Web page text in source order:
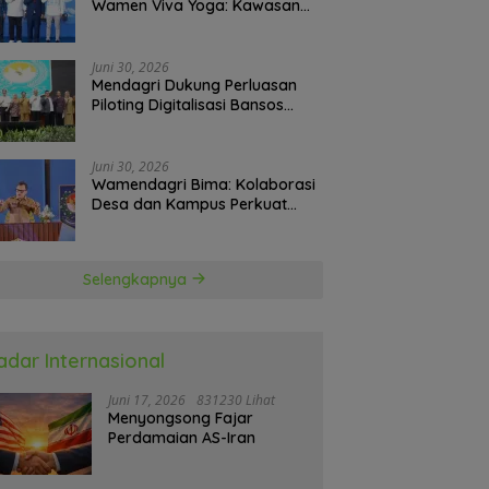
Wamen Viva Yoga: Kawasan
Juni 30, 2026
Mendagri Dukung Perluasan
Piloting Digitalisasi Bansos
Juni 30, 2026
Wamendagri Bima: Kolaborasi
Desa dan Kampus Perkuat
Selengkapnya
Internasional
Juni 17, 2026 831230 Lihat
Menyongsong Fajar
Perdamaian AS-Iran